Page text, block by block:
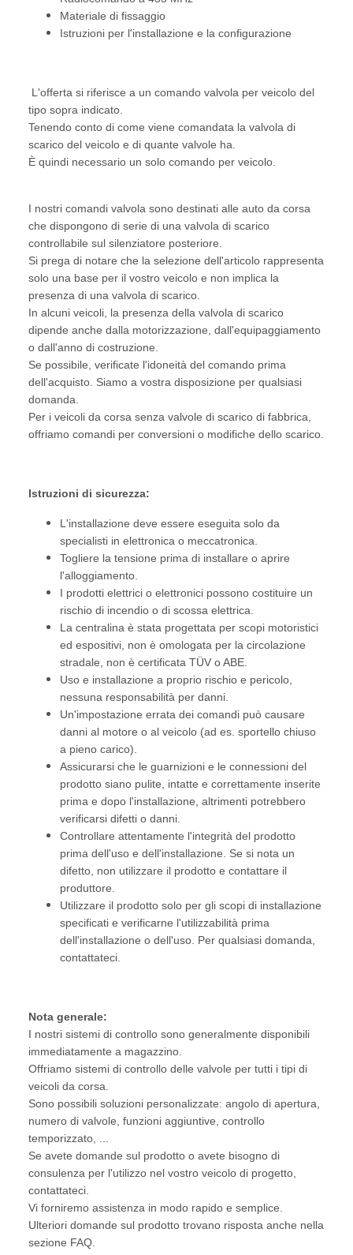
Materiale di fissaggio
Istruzioni per l'installazione e la configurazione
L'offerta si riferisce a un comando valvola per veicolo del
tipo sopra indicato.
Tenendo conto di come viene comandata la valvola di
scarico del veicolo e di quante valvole ha.
È quindi necessario un solo comando per veicolo.
I nostri comandi valvola sono destinati alle auto da corsa
che dispongono di serie di una valvola di scarico
controllabile sul silenziatore posteriore.
Si prega di notare che la selezione dell'articolo rappresenta
solo una base per il vostro veicolo e non implica la
presenza di una valvola di scarico.
In alcuni veicoli, la presenza della valvola di scarico
dipende anche dalla motorizzazione, dall'equipaggiamento
o dall'anno di costruzione.
Se possibile, verificate l'idoneità del comando prima
dell'acquisto. Siamo a vostra disposizione per qualsiasi
domanda.
Per i veicoli da corsa senza valvole di scarico di fabbrica,
offriamo comandi per conversioni o modifiche dello scarico.
Istruzioni di sicurezza:
L'installazione deve essere eseguita solo da
specialisti in elettronica o meccatronica.
Togliere la tensione prima di installare o aprire
l'alloggiamento.
I prodotti elettrici o elettronici possono costituire un
rischio di incendio o di scossa elettrica.
La centralina è stata progettata per scopi motoristici
ed espositivi, non è omologata per la circolazione
stradale, non è certificata TÜV o ABE.
Uso e installazione a proprio rischio e pericolo,
nessuna responsabilità per danni.
Un'impostazione errata dei comandi può causare
danni al motore o al veicolo (ad es. sportello chiuso
a pieno carico).
Assicurarsi che le guarnizioni e le connessioni del
prodotto siano pulite, intatte e correttamente inserite
prima e dopo l'installazione, altrimenti potrebbero
verificarsi difetti o danni.
Controllare attentamente l'integrità del prodotto
prima dell'uso e dell'installazione. Se si nota un
difetto, non utilizzare il prodotto e contattare il
produttore.
Utilizzare il prodotto solo per gli scopi di installazione
specificati e verificarne l'utilizzabilità prima
dell'installazione o dell'uso. Per qualsiasi domanda,
contattateci.
Nota generale:
I nostri sistemi di controllo sono generalmente disponibili
immediatamente a magazzino.
Offriamo sistemi di controllo delle valvole per tutti i tipi di
veicoli da corsa.
Sono possibili soluzioni personalizzate: angolo di apertura,
numero di valvole, funzioni aggiuntive, controllo
temporizzato, ...
Se avete domande sul prodotto o avete bisogno di
consulenza per l'utilizzo nel vostro veicolo di progetto,
contattateci.
Vi forniremo assistenza in modo rapido e semplice.
Ulteriori domande sul prodotto trovano risposta anche nella
sezione FAQ.